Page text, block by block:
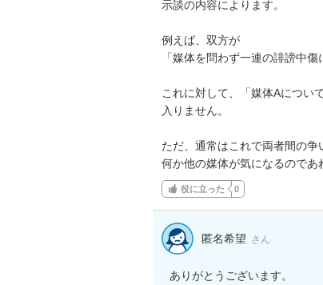
示談の内容によります。
例えば、双方が
「媒体を問わず一連の誹謗中
これに対して、「媒体Aについ
入りません。
ただ、通常はこれで両者間の争
何か他の媒体が気になるのであ
役に立った 0
匿名希望 さん
ありがとうございます。